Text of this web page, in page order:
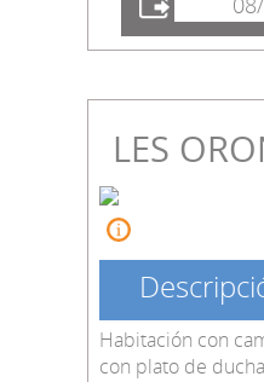
LES
Habitación con
con plato de